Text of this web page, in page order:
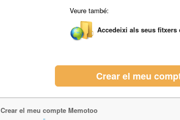
Veure també:
Accedeixi als seus fitxers
Crear el meu
Crear el meu compte Memotoo